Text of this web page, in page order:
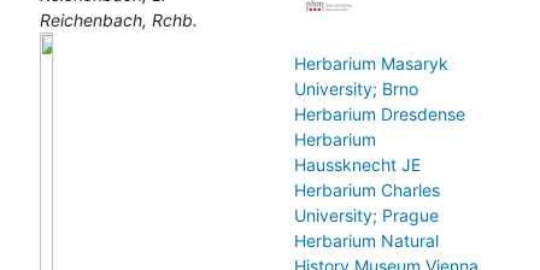
Reichenbach, Rchb.
Herbarium Masaryk
University; Brno
Herbarium Dresdense
Herbarium
Haussknecht JE
Herbarium Charles
University; Prague
Herbarium Natural
History Museum Vienna